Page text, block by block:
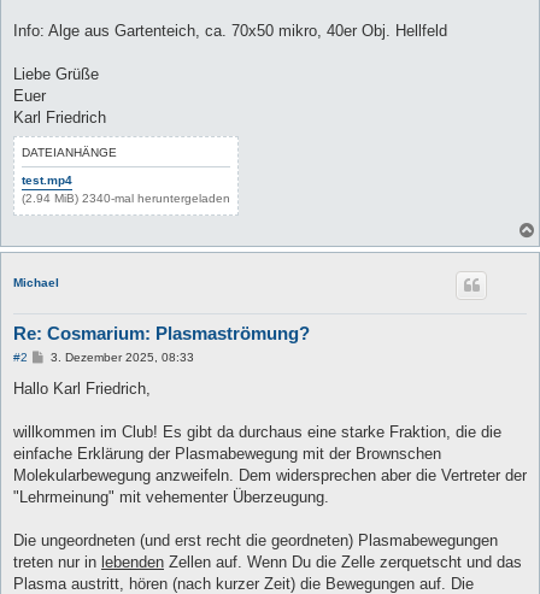
Info: Alge aus Gartenteich, ca. 70x50 mikro, 40er Obj. Hellfeld
Liebe Grüße
Euer
Karl Friedrich
DATEIANHÄNGE
test.mp4
(2.94 MiB) 2340-mal heruntergeladen
Michael
Re: Cosmarium: Plasmaströmung?
#2
B
i
a
3. Dezember 2025, 08:33
Hallo Karl Friedrich,
willkommen im Club! Es gibt da durchaus eine starke Fraktion, die die
einfache Erklärung der Plasmabewegung mit der Brownschen
Molekularbewegung anzweifeln. Dem widersprechen aber die Vertreter der
"Lehrmeinung" mit vehementer Überzeugung.
Die ungeordneten (und erst recht die geordneten) Plasmabewegungen
treten nur in lebenden Zellen auf. Wenn Du die Zelle zerquetscht und das
Plasma austritt, hören (nach kurzer Zeit) die Bewegungen auf. Die